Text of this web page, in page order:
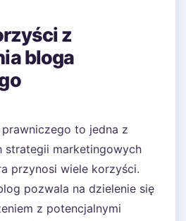
z
bloga
to jedna z
strategii marketingowych
przynosi wiele korzyści.
pozwala na dzielenie się
z potencjalnymi